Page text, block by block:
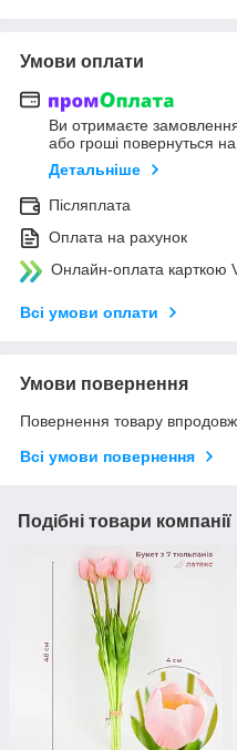
Умови оплати
Ви отримаєте
або гроші повернуться
Детальніше
Післяплата
Оплата на рахунок
Онлайн-оплата карткою
Всі умови оплати
Умови повернення
Повернення товару
Всі умови повернення
Подібні товари компанії